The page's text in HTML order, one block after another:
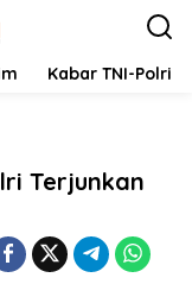
Kabar TNI-Polri
Terjunkan